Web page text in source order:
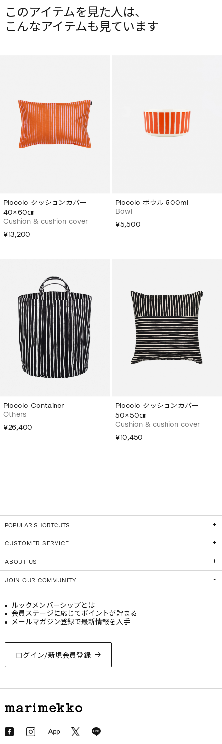
このアイテムを見た人は、
こんなアイテムも見ています
Piccolo クッションカバー
40×60㎝
Cushion & cushion cover
¥13,200
Piccolo ボウル 500ml
Bowl
¥5,500
Piccolo Container
Others
¥26,400
Piccolo クッションカバー
50×50㎝
Cushion & cushion cover
¥10,450
POPULAR SHORTCUTS
CUSTOMER SERVICE
ABOUT US
JOIN OUR COMMUNITY
ログイン/新規会員登録
ルックメンバーシップとは
会員ステージに応じてポイントが貯まる
メールマガジン登録で最新情報を入手